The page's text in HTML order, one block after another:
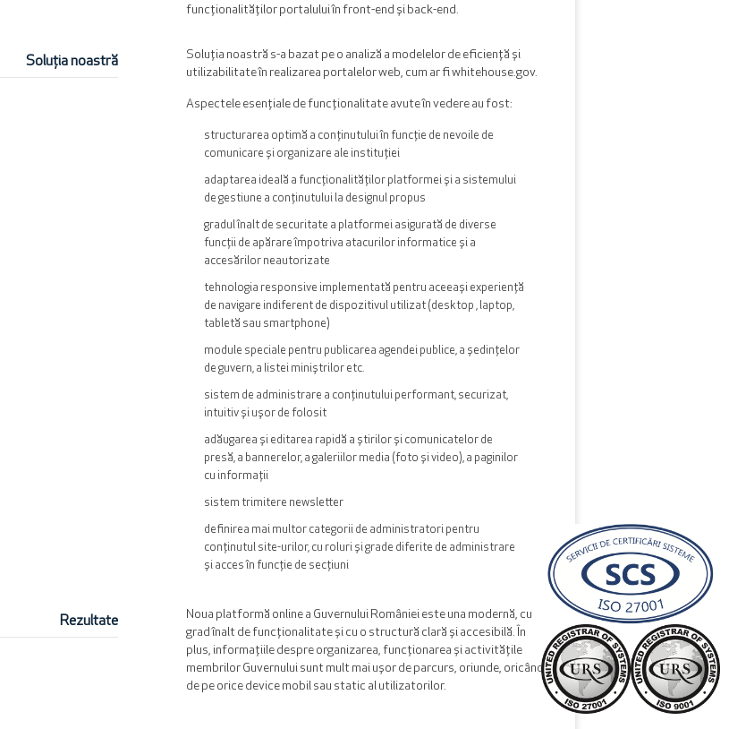
funcționalităților portalului în front-end și back-end.
Soluția noastră
Soluția noastră s-a bazat pe o analiză a modelelor de eficiență și
utilizabilitate în realizarea portalelor web, cum ar fi whitehouse.gov.
Aspectele esențiale de funcționalitate avute în vedere au fost:
structurarea optimă a conținutului în funcție de nevoile de
comunicare și organizare ale instituției
adaptarea ideală a funcționalităților platformei și a sistemului
de gestiune a conținutului la designul propus
gradul înalt de securitate a platformei asigurată de diverse
funcții de apărare împotriva atacurilor informatice și a
accesărilor neautorizate
tehnologia responsive implementată pentru aceeași experiență
de navigare indiferent de dispozitivul utilizat (desktop , laptop,
tabletă sau smartphone)
module speciale pentru publicarea agendei publice, a ședințelor
de guvern, a listei miniștrilor etc.
sistem de administrare a conținutului performant, securizat,
intuitiv și ușor de folosit
adăugarea și editarea rapidă a știrilor și comunicatelor de
presă, a bannerelor, a galeriilor media (foto și video), a paginilor
cu informații
sistem trimitere newsletter
definirea mai multor categorii de administratori pentru
conținutul site-urilor, cu roluri și grade diferite de administrare
și acces în funcție de secțiuni
Rezultate
Noua platformă online a Guvernului României este una modernă, cu
grad înalt de funcționalitate și cu o structură clară și accesibilă. În
plus, informațiile despre organizarea, funcționarea și activitățile
membrilor Guvernului sunt mult mai ușor de parcurs, oriunde, oricând,
de pe orice device mobil sau static al utilizatorilor.